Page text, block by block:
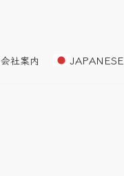
会社案内 JAPANESE